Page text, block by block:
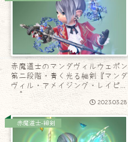
赤魔道士のマンダヴィルウェポン
第二段階・青く光る細剣『マンダ
ヴィル・アメイジング・レイピ
ア』
2023.03.28
赤魔道士-細剣